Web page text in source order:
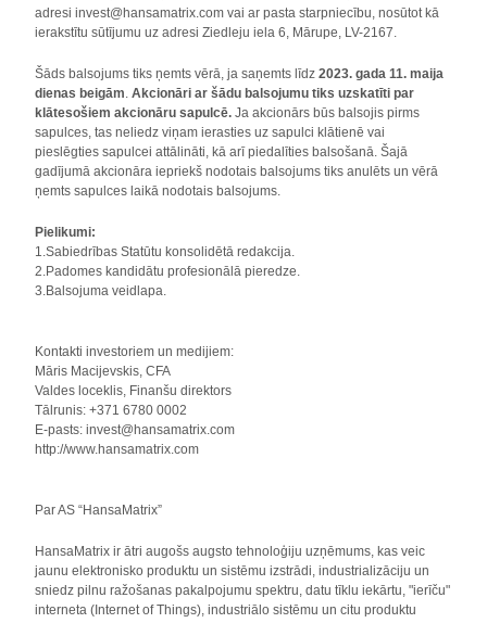
adresi invest@hansamatrix.com vai ar pasta starpniecību, nosūtot kā
ierakstītu sūtījumu uz adresi Ziedleju iela 6, Mārupe, LV-2167.
Šāds balsojums tiks ņemts vērā, ja saņemts līdz2023. gada 11. maija
dienas beigām. Akcionāri ar šādu balsojumu tiks uzskatīti par
klātesošiem akcionāru sapulcē.Ja akcionārs būs balsojis pirms
sapulces, tas neliedz viņam ierasties uz sapulci klātienē vai
pieslēgties sapulcei attālināti, kā arī piedalīties balsošanā. Šajā
gadījumā akcionāra iepriekš nodotais balsojums tiks anulēts un vērā
ņemts sapulces laikā nodotais balsojums.
Pielikumi:
1.Sabiedrības Statūtu konsolidētā redakcija.
2.Padomes kandidātu profesionālā pieredze.
3.Balsojuma veidlapa.
Kontakti investoriem un medijiem:
Māris Macijevskis, CFA
Valdes loceklis, Finanšu direktors
Tālrunis: +371 6780 0002
E-pasts: invest@hansamatrix.com
http://www.hansamatrix.com
Par AS “HansaMatrix”
HansaMatrix ir ātri augošs augsto tehnoloģiju uzņēmums, kas veic
jaunu elektronisko produktu un sistēmu izstrādi, industrializāciju un
sniedz pilnu ražošanas pakalpojumu spektru, datu tīklu iekārtu, "ierīču"
interneta (Internet of Things), industriālo sistēmu un citu produktu